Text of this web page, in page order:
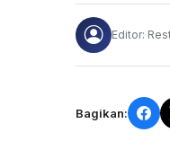
Editor:
Bagikan: